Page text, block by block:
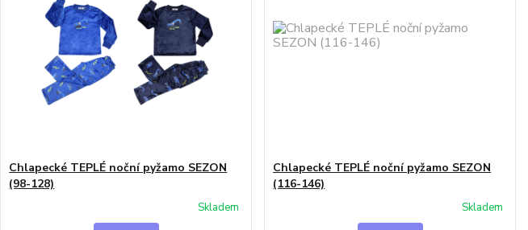
Chlapecké TEPLÉ noční pyžamo SEZON
(98-128)
Skladem
Chlapecké TEPLÉ noční pyžamo SEZON
(116-146)
Skladem